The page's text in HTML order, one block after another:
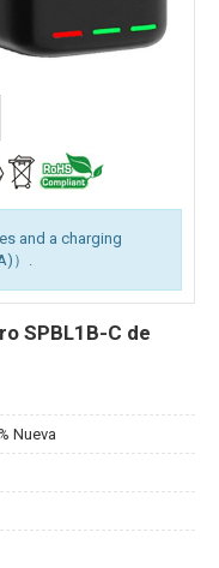
and a charging
）.
SPBL1B-C de
Nueva